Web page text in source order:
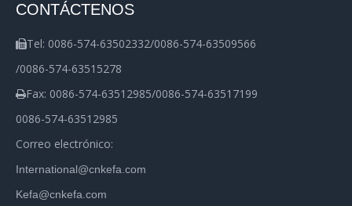
CONTÁCTENOS
Tel: 0086-574-63502332/0086-574-63509566
/0086-574-63515278
Fax: 0086-574-63512985/0086-574-63517199
0086-574-63512985
Correo electrónico:
International@cnkefa.com
Kefa@cnkefa.com